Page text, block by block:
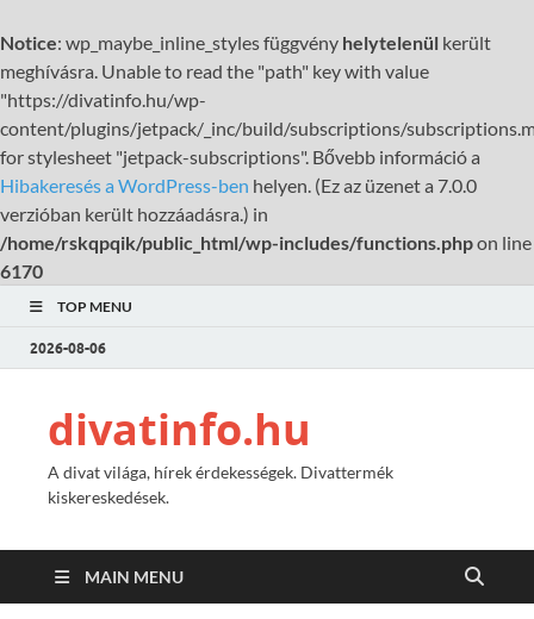
Notice: wp_maybe_inline_styles függvény helytelenül került
meghívásra. Unable to read the "path" key with value
"https://divatinfo.hu/wp-
content/plugins/jetpack/_inc/build/subscriptions/
for stylesheet "jetpack-subscriptions". Bővebb információ a
Hibakeresés a WordPress-ben helyen. (Ez az üzenet a 7.0.0
verzióban került hozzáadásra.) in
/home/rskqpqik/public_html/wp-includes/functions.phpon line
6170
TOP MENU
2026-08-06
divatinfo.hu
A divat világa, hírek érdekességek. Divattermék
kiskereskedések.
MAIN MENU